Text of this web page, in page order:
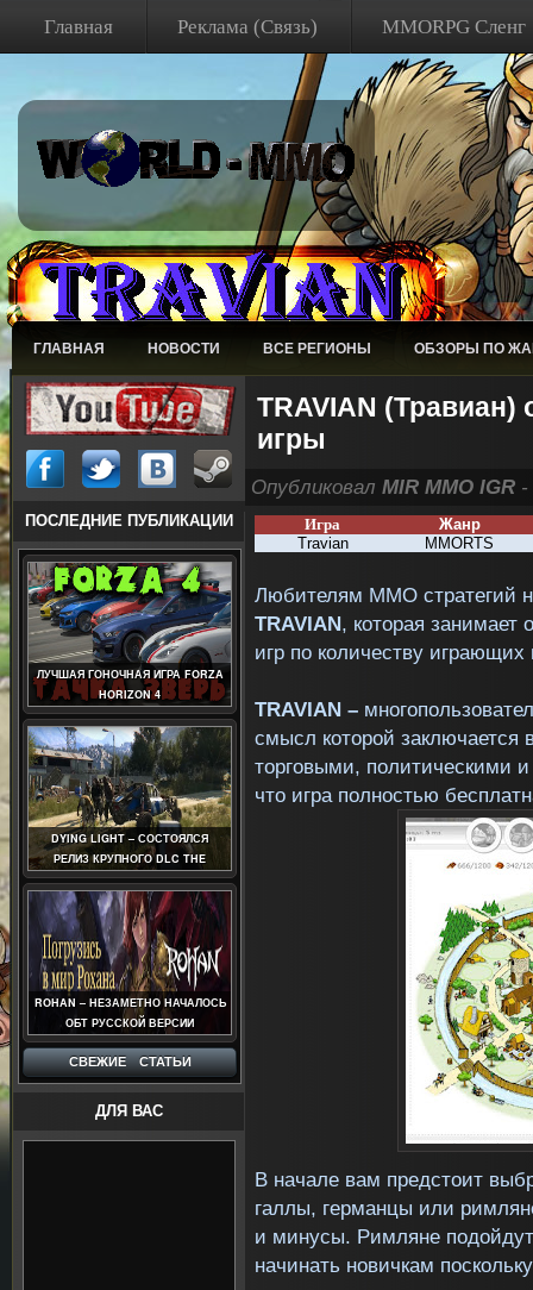
Главная Реклама (Связь) MMORPG Сленг
ГЛАВНАЯ НОВОСТИ ВСЕ РЕГИОНЫ ОБЗОРЫ ПО
ПОСЛЕДНИЕ ПУБЛИКАЦИИ
ЛУЧШАЯ ГОНОЧНАЯ ИГРА FORZA
HORIZON 4
DYING LIGHT – СОСТОЯЛСЯ
РЕЛИЗ КРУПНОГО DLC THE
FOLLOWING
ROHAN – НЕЗАМЕТНО НАЧАЛОСЬ
ОБТ РУССКОЙ ВЕРСИИ
СВЕЖИЕ СТАТЬИ
ДЛЯ ВАС
TRAVIAN (Травиан)
игры
Опубликовал MIR MMO IGR -
Игра
Жанр
Travian
MMORTS
Любителям MMO стратегий
TRAVIAN, которая занимает
игр по количеству играющих
TRAVIAN –
смысл которой заключается
торговыми, политическими
что игра полностью
В начале вам предстоит
галлы, германцы или
и минусы. Римляне
начинать новичкам